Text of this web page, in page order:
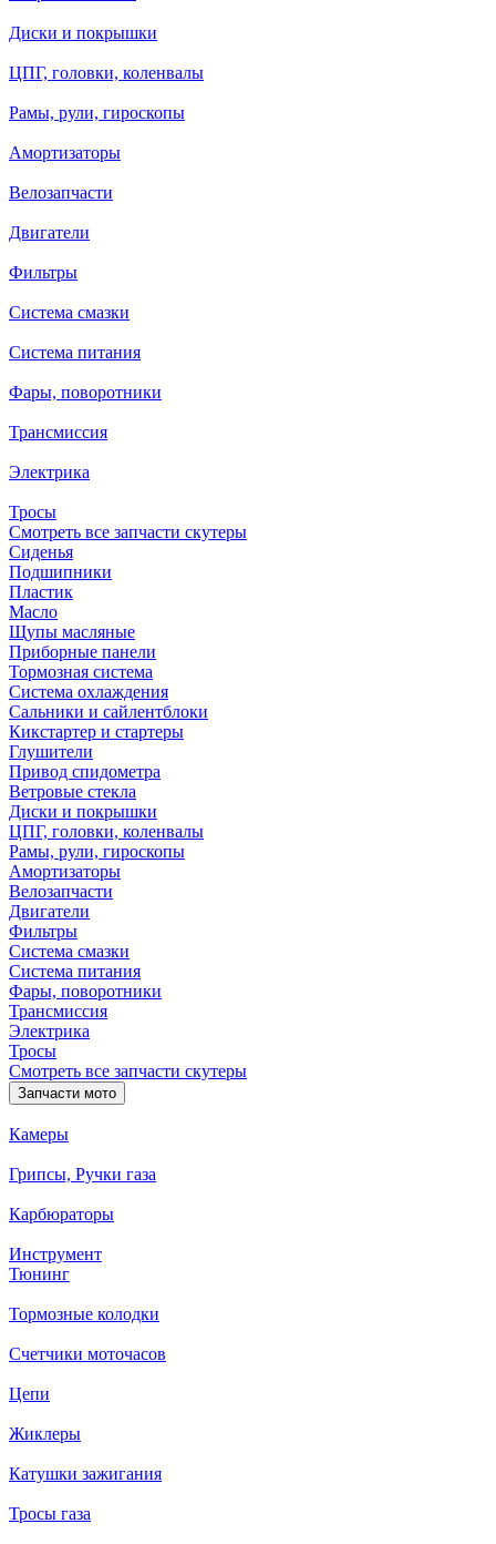
Диски и покрышки
ЦПГ, головки, коленвалы
Рамы, рули, гироскопы
Амортизаторы
Велозапчасти
Двигатели
Фильтры
Система смазки
Система питания
Фары, поворотники
Трансмиссия
Электрика
Тросы
Смотреть все запчасти скутеры
Сиденья
Подшипники
Пластик
Масло
Щупы масляные
Приборные панели
Тормозная система
Система охлаждения
Сальники и сайлентблоки
Кикстартер и стартеры
Глушители
Привод спидометра
Ветровые стекла
Диски и покрышки
ЦПГ, головки, коленвалы
Рамы, рули, гироскопы
Амортизаторы
Велозапчасти
Двигатели
Фильтры
Система смазки
Система питания
Фары, поворотники
Трансмиссия
Электрика
Тросы
Смотреть все запчасти скутеры
Запчасти мото
Камеры
Грипсы, Ручки газа
Карбюраторы
Инструмент
Тюнинг
Тормозные колодки
Счетчики моточасов
Цепи
Жиклеры
Катушки зажигания
Тросы газа